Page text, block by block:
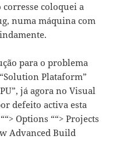
coloquei a
numa máquina com
para o problema
Plataform”
já agora no Visual
defeito activa esta
Options ““> Projects
Advanced Build